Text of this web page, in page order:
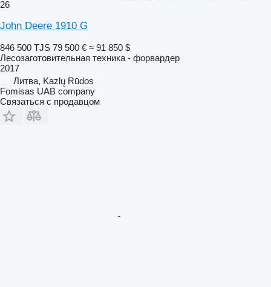
26
John Deere 1910 G
846 500 TJS 79 500 € ≈ 91 850 $
Лесозаготовительная техника - форвардер
2017
Литва, Kazlų Rūdos
Fomisas UAB company
Связаться с продавцом